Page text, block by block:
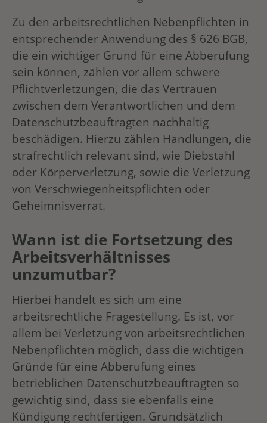
Zu den arbeitsrechtlichen Nebenpflichten in
entsprechender Anwendung des § 626 BGB,
die ein wichtiger Grund für eine Abberufung
sein können, zählen vor allem schwere
Pflichtverletzungen, die das Vertrauen
zwischen dem Verantwortlichen und dem
Datenschutzbeauftragten nachhaltig
beschädigen. Hierzu zählen Handlungen, die
strafrechtlich relevant sind, wie Diebstahl
oder Körperverletzung, sowie die Verletzung
von Verschwiegenheitspflichten oder
Geheimnisverrat.
Wann ist die Fortsetzung des
Arbeitsverhältnisses
unzumutbar?
Hierbei handelt es sich um eine
arbeitsrechtliche Fragestellung. Es ist, vor
allem bei Verletzung von arbeitsrechtlichen
Nebenpflichten möglich, dass die wichtigen
Gründe für eine Abberufung eines
betrieblichen Datenschutzbeauftragten so
gewichtig sind, dass sie ebenfalls eine
Kündigung rechtfertigen. Grundsätzlich